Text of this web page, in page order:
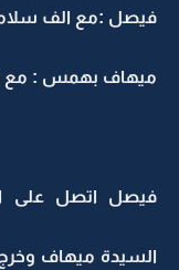
فيصل :مع الف
ميهاف بهمس : مع
فيصل اتصل على
السيدة ميهاف